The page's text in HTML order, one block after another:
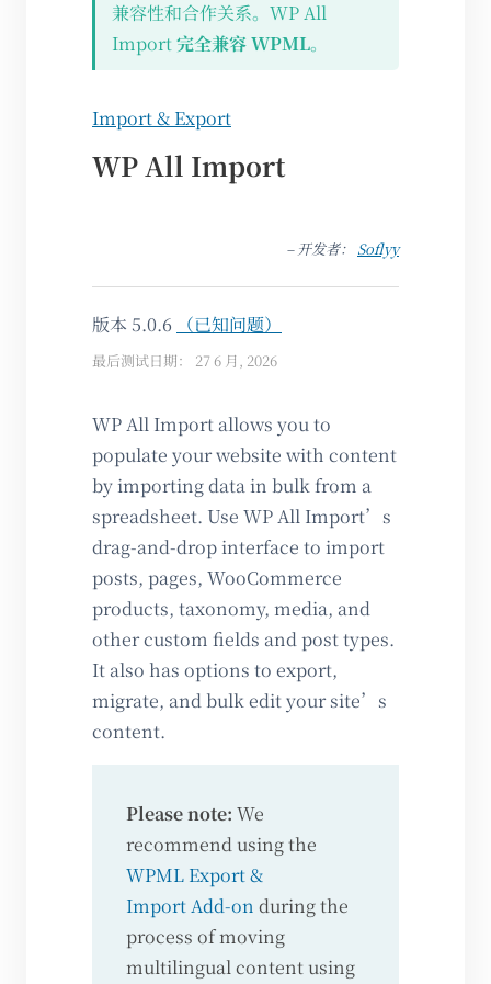
兼容性和合作关系。WP All
Import完全兼容 WPML。
Import & Export
WP All Import
– 开发者： Soflyy
版本 5.0.6 （已知问题）
最后测试日期： 27 6 月, 2026
WP All Import allows you to
populate your website with content
by importing data in bulk from a
spreadsheet. Use WP All Import’s
drag-and-drop interface to import
posts, pages, WooCommerce
products, taxonomy, media, and
other custom fields and post types.
It also has options to export,
migrate, and bulk edit your site’s
content.
Please note: We
recommend using the
WPML Export &
Import Add-on during the
process of moving
multilingual content using